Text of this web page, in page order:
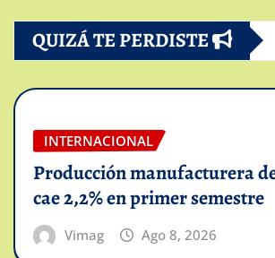
QUIZÁ TE PERDISTE
INTERNACIONAL
Producción manufacturera
cae 2,2% en primer semestre
Vimag Ago 8, 2026